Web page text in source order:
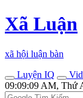
Xã Luận
xã hội luận bàn
Luyện IQ
09:09:09 AM, Thứ